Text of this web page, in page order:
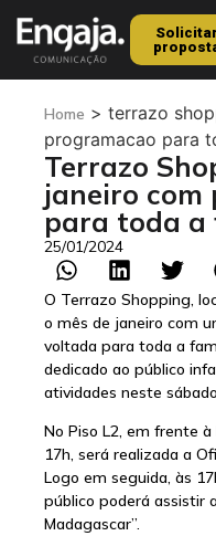
Solicitar
Home >terrazo
programacao para
Terrazo
janeiro com
para toda a
25/01/2024
O Terrazo Shopping,
o mês de janeiro com
voltada para toda a
dedicado ao público
atividades neste
No Piso L2, em frente
17h, será realizada a
Logo em seguida, às
público poderá assistir
Madagascar”.